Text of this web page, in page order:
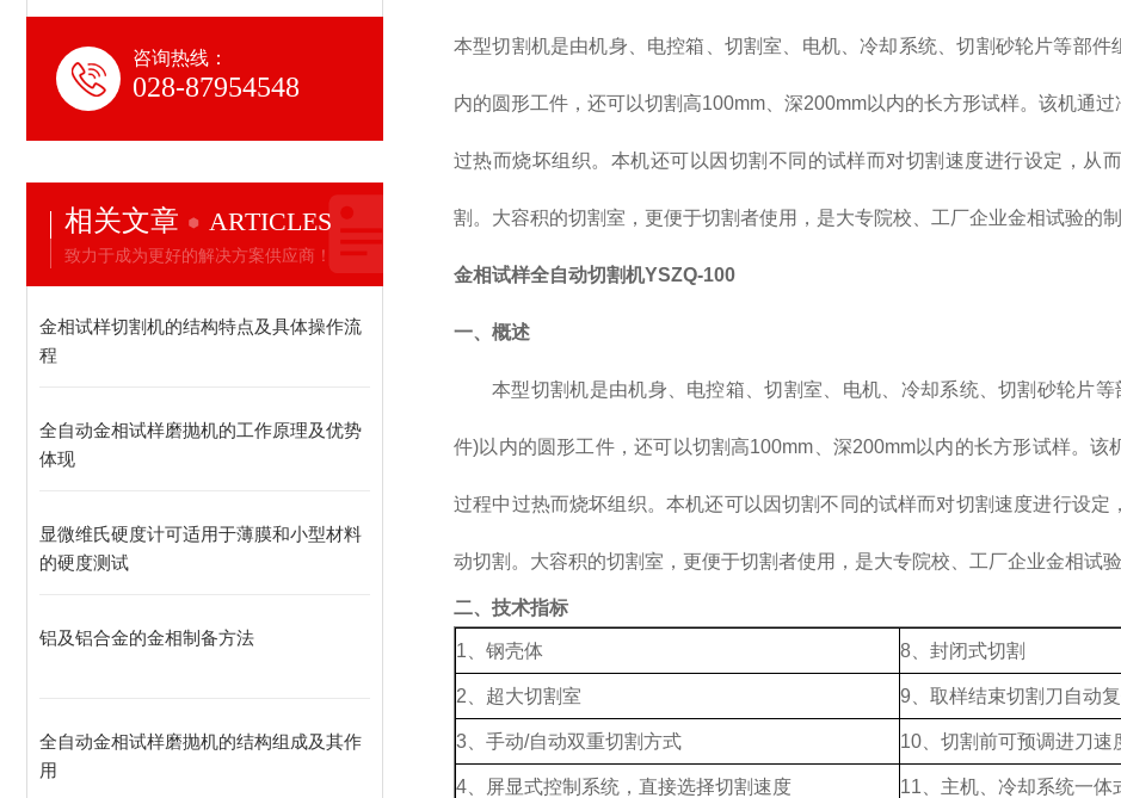
咨询热线：
028-87954548
相关文章 ARTICLES
致力于成为更好的解决方案供应商！
金相试样切割机的结构特点及具体操作流
程
全自动金相试样磨抛机的工作原理及优势
体现
显微维氏硬度计可适用于薄膜和小型材料
的硬度测试
铝及铝合金的金相制备方法
全自动金相试样磨抛机的结构组成及其作
用
本型切割机是由机身、电控箱、切割室、电机、冷却系统、切割砂轮片等部
内的圆形工件，还可以切割高100mm、深200mm以内的长方形试样。该机通
过热而烧坏组织。本机还可以因切割不同的试样而对切割速度进行设定，从
割。大容积的切割室，更便于切割者使用，是大专院校、工厂企业金相试验的制
金相试样全自动切割机YSZQ-100
一、概述
本型切割机是由机身、电控箱、切割室、电机、冷却系统、切割砂轮片
件)以内的圆形工件，还可以切割高100mm 、深200mm以内的长方形试样。该
过程中过热而烧坏组织。本机还可以因切割不同的试样而对切割速度进行设
动切割。大容积的切割室，更便于切割者使用，是大专院校、工厂企业金相试验
二、技术指标
1 、钢壳体 8 、封闭式切割
2 、超大切割室 9 、取样结束切割刀自动
3 、手动/自动双重切割方式 10 、切割前可预调进刀速
4 、屏显式控制系统，直接选择切割速度 11 、主机、冷却系统一体